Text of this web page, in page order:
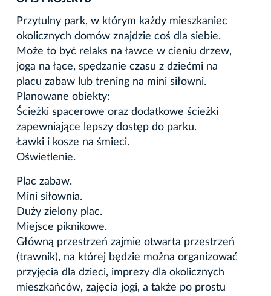
Przytulny park, w którym każdy mieszkaniec
okolicznych domów znajdzie coś dla siebie.
Może to być relaks na ławce w cieniu drzew,
joga na łące, spędzanie czasu z dziećmi na
placu zabaw lub trening na mini siłowni.
Planowane obiekty:
Ścieżki spacerowe oraz dodatkowe ścieżki
zapewniające lepszy dostęp do parku.
Ławki i kosze na śmieci.
Oświetlenie.
Plac zabaw.
Mini siłownia.
Duży zielony plac.
Miejsce piknikowe.
Główną przestrzeń zajmie otwarta przestrzeń
(trawnik), na której będzie można organizować
przyjęcia dla dzieci, imprezy dla okolicznych
mieszkańców, zajęcia jogi, a także po prostu